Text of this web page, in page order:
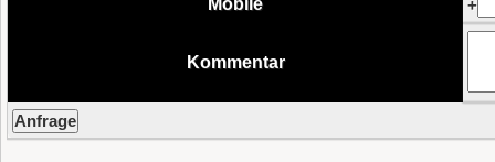
Mobile
+
Kommentar